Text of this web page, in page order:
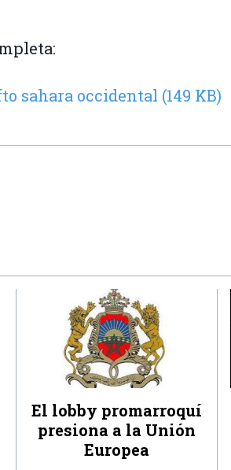
sahara occidental (149 KB)
El lobby promarroquí
presiona a la Unión
Europea